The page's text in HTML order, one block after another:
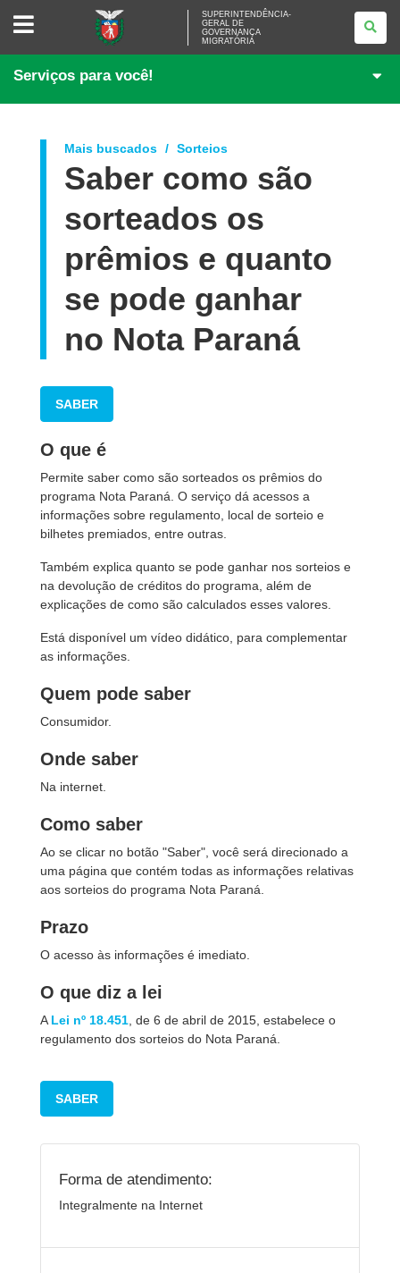
SUPERINTENDÊNCIA-
GOVERNANÇA
SUPERINTENDÊNCIA-
GERAL DE
GOVERNANÇA
MIGRATÓRIA
Serviços para você!
Mais buscados Sorteios
Saber como são
sorteados os
prêmios e quanto
se pode ganhar
no Nota Paraná
SABER
O que é
Permite saber como são sorteados os prêmios do
programa Nota Paraná. O serviço dá acessos a
informações sobre regulamento, local de sorteio e
bilhetes premiados, entre outras.
Também explica quanto se pode ganhar nos sorteios e
na devolução de créditos do programa, além de
explicações de como são calculados esses valores.
Está disponível um vídeo didático, para complementar
as informações.
Quem pode saber
Consumidor.
Onde saber
Na internet.
Como saber
Ao se clicar no botão "Saber", você será direcionado a
uma página que contém todas as informações relativas
aos sorteios do programa Nota Paraná.
Prazo
O acesso às informações é imediato.
O que diz a lei
A Lei nº 18.451 , de 6 de abril de 2015, estabelece o
regulamento dos sorteios do Nota Paraná.
SABER
Forma de atendimento:
Integralmente na Internet